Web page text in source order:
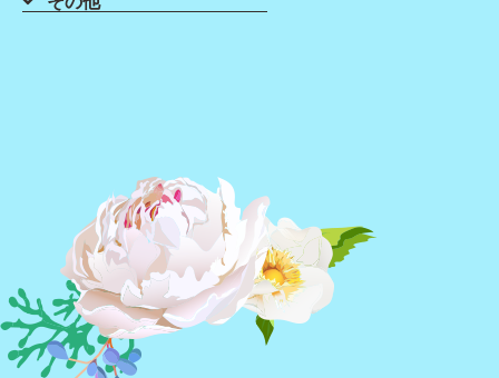
ガーリングに関しましてお客様よ…
きありがとうございます！ 近年、10代でも脱毛されている方、増え
2021年04月15日
砂糖にはどんな効果があるの？【シュガーリン
グ】
皆様こんにちは(^^)/北海道 札幌にあるにあるシュガーリング ブラ